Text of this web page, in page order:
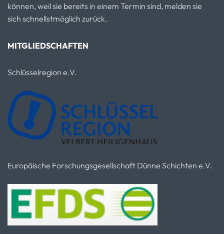
können, weil sie bereits in einem Termin sind, melden sie
sich schnellstmöglich zurück.
MITGLIEDSCHAFTEN
Schlüsselregion e.V.
Europäische Forschungsgesellschaft Dünne Schichten e.V.